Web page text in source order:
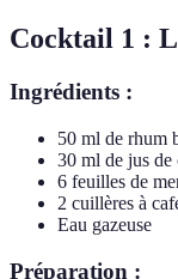
Cocktail 1 :
Ingrédients :
50 ml de rhum
30 ml de jus
6 feuilles de
2 cuillères à
Eau gazeuse
Préparation :